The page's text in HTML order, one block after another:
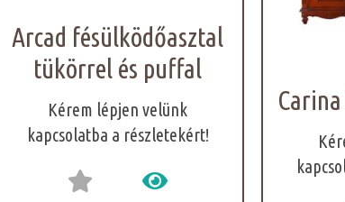
Arcad fésülködőasztal
tükörrel és puffal
Kérem lépjen velünk
kapcsolatba a részletekért!